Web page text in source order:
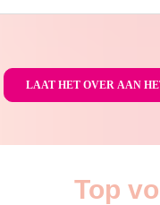
Top